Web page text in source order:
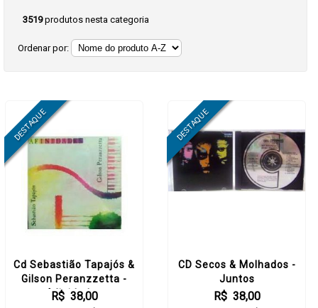
3519produtos nesta categoria
Ordenar por:
Cd Sebastião Tapajós &
Gilson Peranzzetta -
Afinidades
R$ 38,00
CD Secos & Molhados -
Juntos
R$ 38,00